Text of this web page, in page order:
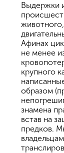
Выдержки
Афинах
не менее
крупного
образом
знамена
встав на
предков.